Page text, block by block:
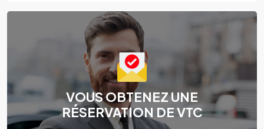
VOUS OBTENEZ UNE
RÉSERVATION DE VTC